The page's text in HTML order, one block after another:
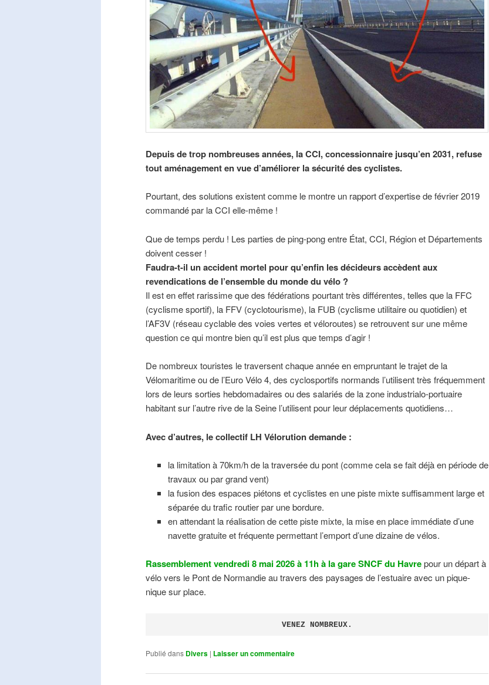
Depuis de trop nombreuses années, la CCI, concessionnaire jusqu’en 2031, refuse
tout aménagement en vue d’améliorer la sécurité des cyclistes.
Pourtant, des solutions existent comme le montre un rapport d’expertise de février 2019
commandé par la CCI elle-même !
Que de temps perdu ! Les parties de ping-pong entre État, CCI, Région et Départements
doivent cesser !
Faudra-t-il un accident mortel pour qu’enfin les décideurs accèdent aux
revendications de l’ensemble du monde du vélo ?
Il est en effet rarissime que des fédérations pourtant très différentes, telles que la FFC
(cyclisme sportif), la FFV (cyclotourisme), la FUB (cyclisme utilitaire ou quotidien) et
l’AF3V (réseau cyclable des voies vertes et véloroutes) se retrouvent sur une même
question ce qui montre bien qu’il est plus que temps d’agir !
De nombreux touristes le traversent chaque année en empruntant le trajet de la
Vélomaritime ou de l’Euro Vélo 4, des cyclosportifs normands l’utilisent très fréquemment
lors de leurs sorties hebdomadaires ou des salariés de la zone industrialo-portuaire
habitant sur l’autre rive de la Seine l’utilisent pour leur déplacements quotidiens…
Avec d’autres, le collectif LH Vélorution demande :
la limitation à 70km/h de la traversée du pont (comme cela se fait déjà en période de
travaux ou par grand vent)
la fusion des espaces piétons et cyclistes en une piste mixte suffisamment large et
séparée du trafic routier par une bordure.
en attendant la réalisation de cette piste mixte, la mise en place immédiate d’une
navette gratuite et fréquente permettant l’emport d’une dizaine de vélos.
Rassemblement vendredi 8 mai 2026 à 11h à la gare SNCF du Havrepour un départ à
vélo vers le Pont de Normandie au travers des paysages de l’estuaire avec un pique-
nique sur place.
VENEZ NOMBREUX.
Publié dans Divers | Laisser un commentaire